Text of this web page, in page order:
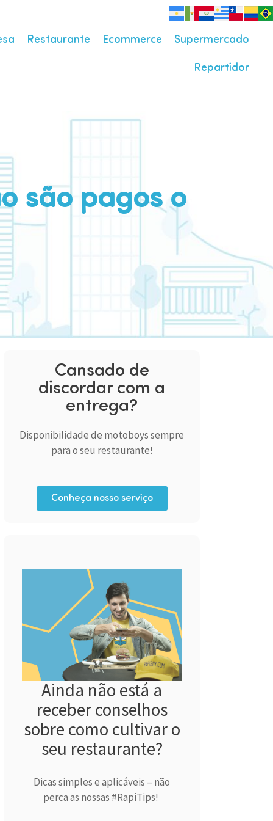
Restaurante Ecommerce Supermercado
Repartidor
são pagos o
Cansado de
discordar com a
entrega?
Disponibilidade de motoboys sempre
para o seu restaurante!
Conheça nosso serviço
Ainda não está a
receber conselhos
sobre como cultivar o
seu restaurante?
Dicas simples e aplicáveis – não
perca as nossas #RapiTips!